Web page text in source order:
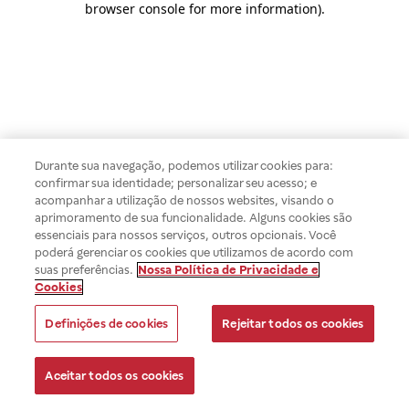
browser console for more information).
Durante sua navegação, podemos utilizar cookies para:
confirmar sua identidade; personalizar seu acesso; e
acompanhar a utilização de nossos websites, visando o
aprimoramento de sua funcionalidade. Alguns cookies são
essenciais para nossos serviços, outros opcionais. Você
poderá gerenciar os cookies que utilizamos de acordo com
suas preferências. Nossa Política de Privacidade e
Cookies
Definições de cookies Rejeitar todos os cookies
Aceitar todos os cookies